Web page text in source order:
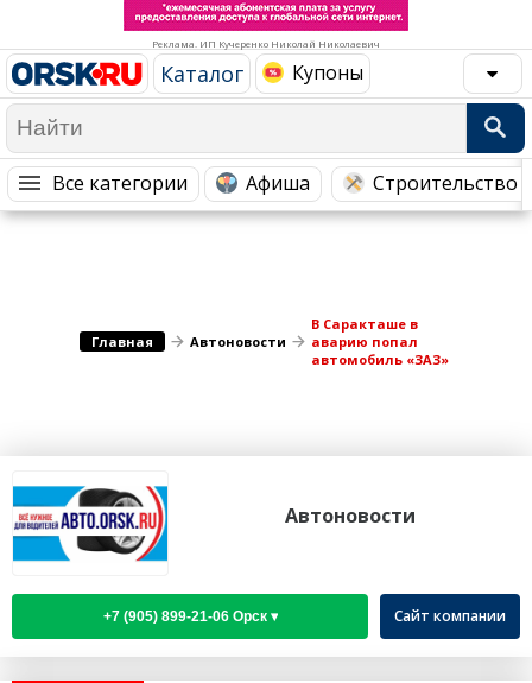
Реклама. ИП Кучеренко Николай Николаевич
Каталог Купоны
Все категории Афиша Строительство
Недвижимость
Красота Косметология
Медицина Здоровье
Гостиницы
Это интересно
Администрация
Промышленность
Городское хозяйство
Купоны
Главная Автоновости
В Саракташе в
аварию попал
автомобиль «ЗАЗ»
Автоновости
Сайт компании